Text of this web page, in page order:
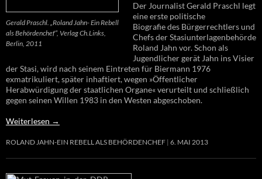
Gerald Praschl. „Roland Jahn- Ein Rebell
als Behördenchef“, Verlag Ch.Links,
Berlin, 2011
Der Journalist Gerald Praschl legt
eine erste politische
Biografie des Bürgerrechtlers und
Chefs der Stasiunterlagenbehörde
Roland Jahn vor. Schon als
Jugendlicher gerät Jahn ins Visier
der Stasi, wird nach seinem Eintreten für Biermann 1976
exmatrikuliert, später inhaftiert, wegen »Öffentlicher
Herabwürdigung der staatlichen Organe« verurteilt und schließlich
gegen seinen Willen 1983 in den Westen abgeschoben.
Weiterlesen →
ROLAND JAHN-EIN REBELL ALS BEHÖRDENCHEF 6. MAI 2013